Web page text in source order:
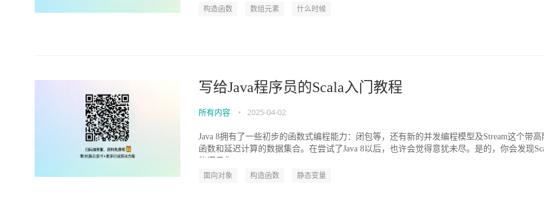
构造函数 数组元素 什么时候
写给Java程序员的Scala入门教程
所有内容 • 2025-04-02
Java 8拥有了一些初步的函数式编程能力：闭包等，还有新的并发编程模型及Stream这个带高
函数和延迟计算的数据集合。在尝试了Java 8以后，也许会觉得意犹未尽。是的，你会发现
面向对象 构造函数 静态变量